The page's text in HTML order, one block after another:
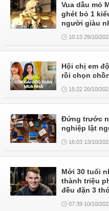
Vua dầu mỏ
ghét bỏ 1
người giàu
10:13 29/10/
Hội chị em
rồi chọn
15:22 20/10/
Đứng trước
nghiệp lật
16:03 13/10/
Mới 30 tuổi
thành triệu
đều đặn 3
07:39 10/10/